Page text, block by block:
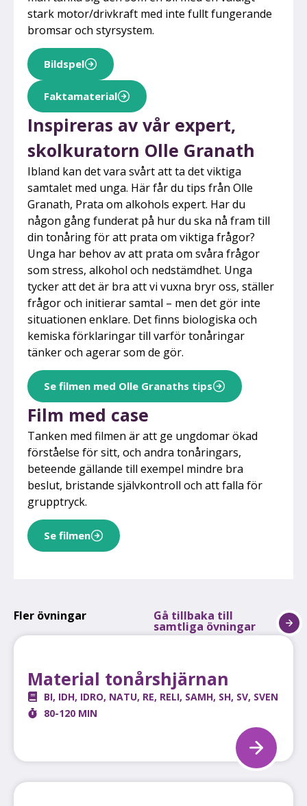
stark motor/drivkraft med inte fullt fungerande
bromsar och styrsystem.
Bildspel
Faktamaterial
Inspireras av vår expert,
skolkuratorn Olle Granath
Ibland kan det vara svårt att ta det viktiga
samtalet med unga. Här får du tips från Olle
Granath, Prata om alkohols expert. Har du
någon gång funderat på hur du ska nå fram till
din tonåring för att prata om viktiga frågor?
Unga har behov av att prata om svåra frågor
som stress, alkohol och nedstämdhet. Unga
tycker att det är bra att vi vuxna bryr oss, ställer
frågor och initierar samtal – men det gör inte
situationen enklare. Det finns biologiska och
kemiska förklaringar till varför tonåringar
tänker och agerar som de gör.
Se filmen med Olle Granaths tips
Film med case
Tanken med filmen är att ge ungdomar ökad
förståelse för sitt, och andra tonåringars,
beteende gällande till exempel mindre bra
beslut, bristande självkontroll och att falla för
grupptryck.
Se filmen
Fler övningar Gå tillbaka till
samtliga övningar
Material tonårshjärnan
BI, IDH, IDRO, NATU, RE, RELI, SAMH, SH, SV, SVEN
80-120 MIN